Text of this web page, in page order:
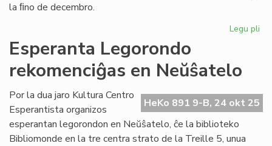
la ﬁno de decembro.
Legu pli
la
Esperanta Legorondo
rekomenciĝas en Neŭŝatelo
HeKo 891 9-B, 24 okt 25
Por la dua jaro Kultura Centro
Esperantista organizos
esperantan legorondon en Neŭŝatelo, ĉe la biblioteko
Bibliomonde en la tre centra strato de la Treille 5, unua